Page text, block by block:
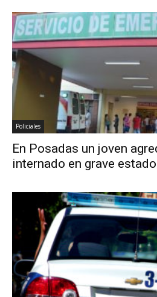
Policiales
En Posadas un joven
internado en grave